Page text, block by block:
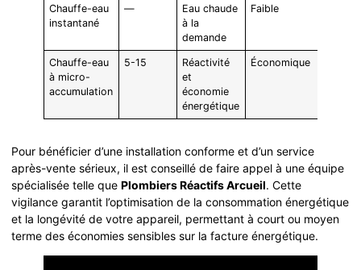
Chauffe-eau
instantané
—
Eau chaude
à la
demande
Faible
Chauffe-eau
à micro-
accumulation
5-15
Réactivité
et
économie
énergétique
Économique
Pour bénéficier d’une installation conforme et d’un service
après-vente sérieux, il est conseillé de faire appel à une équipe
spécialisée telle que Plombiers Réactifs Arcueil. Cette
vigilance garantit l’optimisation de la consommation énergétique
et la longévité de votre appareil, permettant à court ou moyen
terme des économies sensibles sur la facture énergétique.